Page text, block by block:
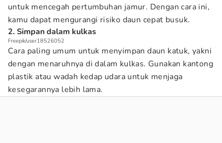
untuk mencegah pertumbuhan jamur. Dengan cara ini,
kamu dapat mengurangi risiko daun cepat busuk.
2. Simpan dalam kulkas
Freepik/user18526052
Cara paling umum untuk menyimpan daun katuk, yakni
dengan menaruhnya di dalam kulkas. Gunakan kantong
plastik atau wadah kedap udara untuk menjaga
kesegarannya lebih lama.